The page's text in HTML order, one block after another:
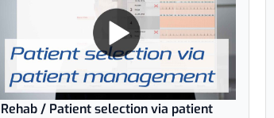
Rehab / Patient selection via patient